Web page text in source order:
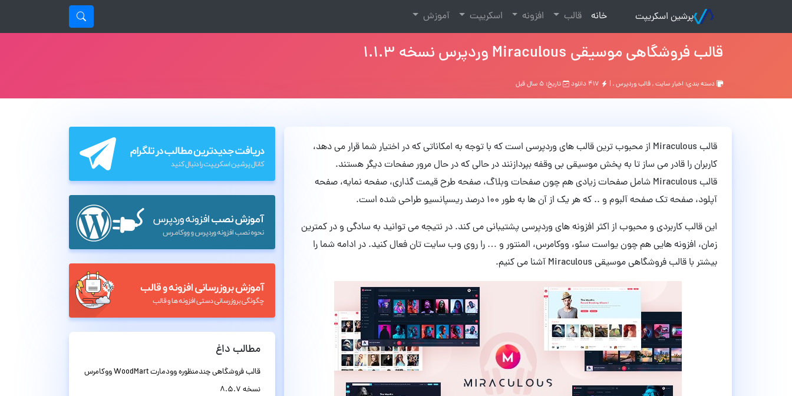
پرشین اسکریپت خانه
(current) قالب افزونه اسکریپت آموزش
قالب فروشگاهی موسیقی Miraculous وردپرس نسخه 1.1.3
دسته بندی: اخبار سایت,قالب وردپرس, | تاریخ: ۵ سال قبل
قالب Miraculous از محبوب ترین قالب های وردپرسی است که با توجه به امکاناتی که در اختیار شما قرار می دهد،
کاربران را قادر می ساز تا به پخش موسیقی بی وقفه بپردازنند در حالی که در حال مرور صفحات دیگر هستند.
قالب Miraculous شامل صفحات زیادی هم چون صفحات وبلاگ، صفحه طرح قیمت گذاری، صفحه نمایه، صفحه
آپلود، صفحه تک صفحه آلبوم و .. که هر یک از آن ها به طور 100 درصد ریسپانسیو طراحی شده است.
این قالب کاربردی و محبوب از اکثر افزونه های وردپرسی پشتیبانی می کند. در نتیجه می توانید به سادگی و در کمترین
زمان، افزونه هایی هم چون یواست سئو، ووکامرس، المنتور و … را روی وب سایت تان فعال کنید. در ادامه شما را
بیشتر با قالب فروشگاهی موسیقی Miraculous آشنا می کنیم.
مطالب داغ
قالب فروشگاهی چندمنظوره وودمارت WoodMart ووکامرس
نسخه 8.5.7